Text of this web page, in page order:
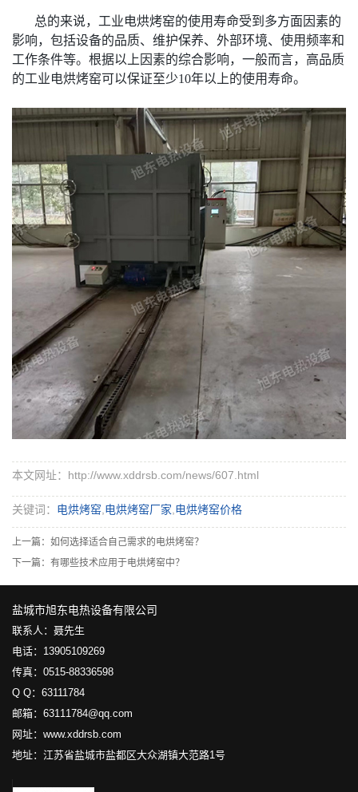
总的来说，工业电烘烤窑的使用寿命受到多方面因素的
影响，包括设备的品质、维护保养、外部环境、使用频率和
工作条件等。根据以上因素的综合影响，一般而言，高品质
的工业电烘烤窑可以保证至少10年以上的使用寿命。
本文网址：http://www.xddrsb.com/news/607.html
关键词： 电烘烤窑 电烘烤窑厂家 电烘烤窑价格
上一篇： 如何选择适合自己需求的电烘烤窑？
下一篇： 有哪些技术应用于电烘烤窑中？
盐城市旭东电热设备有限公司
联系人：聂先生
电话：13905109269
传真：0515-88336598
Q Q：63111784
邮箱：63111784@qq.com
网址：www.xddrsb.com
地址：江苏省盐城市盐都区大众湖镇大范路1号